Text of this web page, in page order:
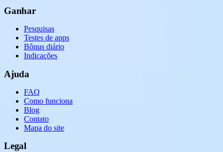
Ganhar
Pesquisas
Testes de apps
Bônus diário
Indicações
Ajuda
FAQ
Como funciona
Blog
Contato
Mapa do site
Legal